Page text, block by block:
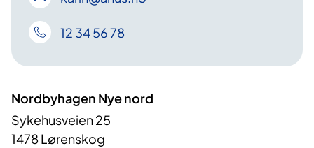
12 34 56 78
Nordbyhagen Nye nord
Sykehusveien 25
1478 Lørenskog